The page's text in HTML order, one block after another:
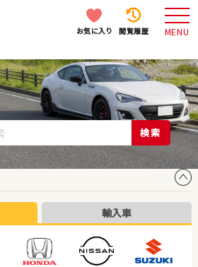
お気に入り 閲覧履歴 MENU
検索
輸入車